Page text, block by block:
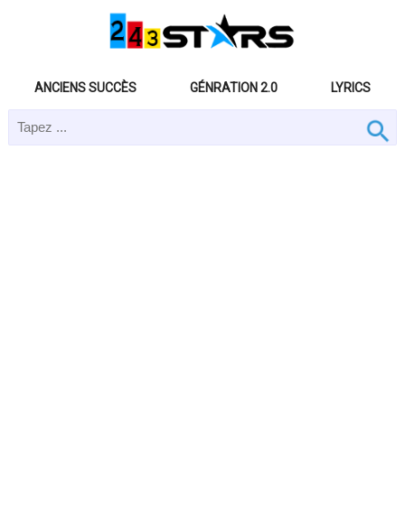
ANCIENS SUCCÈS GÉNRATION 2.0 LYRICS